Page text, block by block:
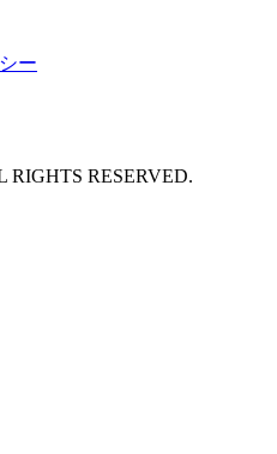
ー
RIGHTS RESERVED.